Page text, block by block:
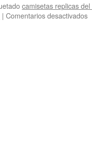
camisetas replicas
| Comentarios desactivados